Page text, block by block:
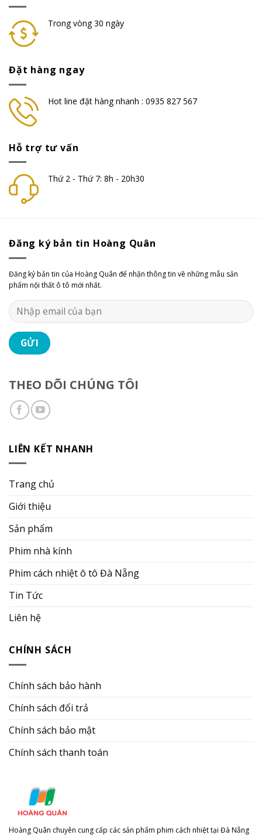
Trong vòng 30 ngày
Đặt hàng ngay
Hot line đặt hàng nhanh : 0935 827 567
Hỗ trợ tư vấn
Thứ 2 - Thứ 7: 8h - 20h30
Đăng ký bản tin Hoàng Quân
Đăng ký bản tin của Hoàng Quân để nhận thông tin về những mẫu sản
phẩm nội thất ô tô mới nhất.
THEO DÕI CHÚNG TÔI
LIÊN KẾT NHANH
Trang chủ
Giới thiệu
Sản phẩm
Phim nhà kính
Phim cách nhiệt ô tô Đà Nẵng
Tin Tức
Liên hệ
CHÍNH SÁCH
Chính sách bảo hành
Chính sách đổi trả
Chính sách bảo mật
Chính sách thanh toán
Hoàng Quân chuyên cung cấp các sản phẩm phim cách nhiệt tại Đà Nẵng